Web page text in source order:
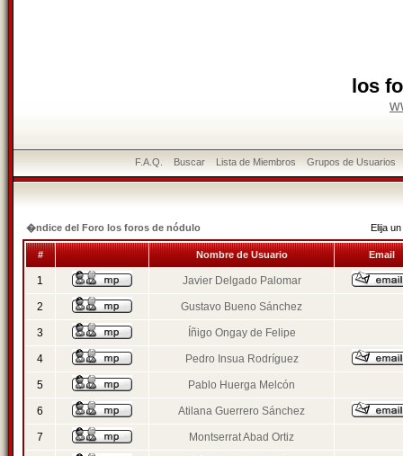
los
F.A.Q. Buscar Lista de Miembros Grupos de Usuarios
�ndice del Foro los foros de nódulo Elija
# Nombre de Usuario Email
1 Javier Delgado Palomar
2 Gustavo Bueno Sánchez
3 Íñigo Ongay de Felipe
4 Pedro Insua Rodríguez
5 Pablo Huerga Melcón
6 Atilana Guerrero Sánchez
7 Montserrat Abad Ortiz